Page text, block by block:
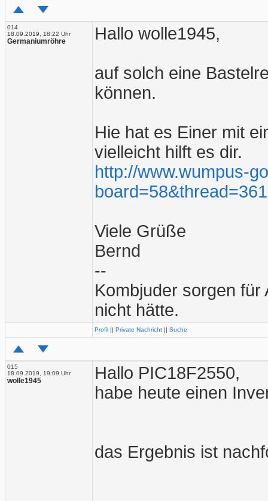
014
18.09.2019, 18:22 Uhr
Germaniumröhre Hallo wolle1945,
auf solch eine
können.
Hie hat es Einer mit
vielleicht hilft es dir.
http://www.wumpus-
Viele Grüße
Bernd
--
Kombjuder sorgen
nicht hätte.
Profil || Private Nachricht || Suche
015
18.09.2019, 19:09 Uhr
wolle1945
Hallo PIC18F2550,
habe heute einen
das Ergebnis ist